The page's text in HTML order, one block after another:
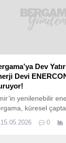
Dev
Devi
yenilenebilir
küresel
ev sahipliği
Dünyanın
15.05.2026 0